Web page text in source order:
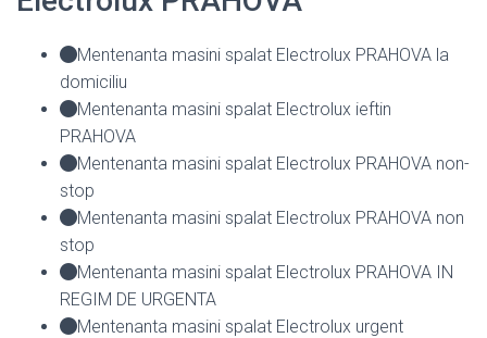
Mentenanta masini spalat Electrolux PRAHOVA la
domiciliu
Mentenanta masini spalat Electrolux ieftin
PRAHOVA
Mentenanta masini spalat Electrolux PRAHOVA non-
stop
Mentenanta masini spalat Electrolux PRAHOVA non
stop
Mentenanta masini spalat Electrolux PRAHOVA IN
REGIM DE URGENTA
Mentenanta masini spalat Electrolux urgent